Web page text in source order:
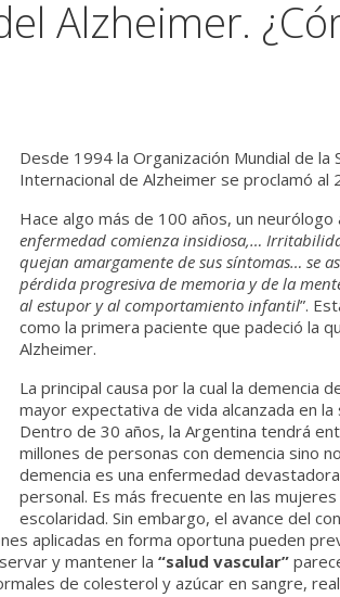
Alzheimer.
Desde 1994 la Organización Mundial de la
Internacional de Alzheimer se proclamó
Hace algo más de 100 años, un
enfermedad comienza insidiosa,…
quejan amargamente de sus síntomas… se
pérdida progresiva de memoria y de la
al estupor y al comportamiento infantil”.
como la primera paciente que padeció la
Alzheimer.
La principal causa por la cual la demencia
mayor expectativa de vida alcanzada en
Dentro de 30 años, la Argentina tendrá
millones de personas con demencia sino
demencia es una enfermedad
personal. Es más frecuente en las
escolaridad. Sin embargo, el avance del
aplicadas en forma oportuna pueden
y mantener la “salud vascular”
de colesterol y azúcar en sangre,